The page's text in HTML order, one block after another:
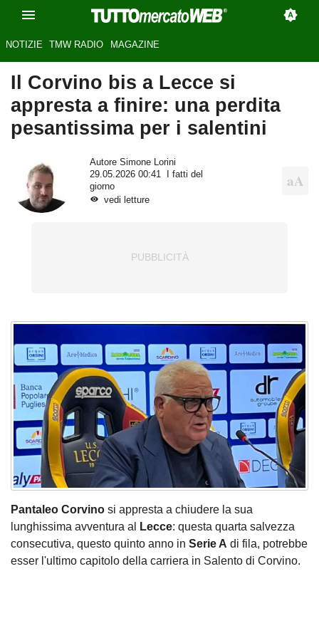
NOTIZIE TMW RADIO MAGAZINE
Il Corvino bis a Lecce si
appresta a finire: una perdita
pesantissima per i salentini
Autore Simone Lorini
29.05.2026 00:41
I fatti del
giorno
vedi letture
Pantaleo Corvino si appresta a chiudere la sua
lunghissima avventura al
Lecce: questa quarta salvezza
consecutiva, questo quinto anno in Serie A di fila, potrebbe
esser l'ultimo capitolo della carriera in Salento di Corvino.